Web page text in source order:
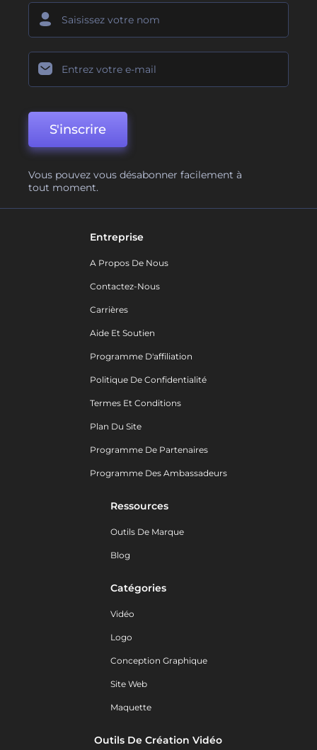
S'inscrire
Vous pouvez vous désabonner facilement à
tout moment.
Entreprise
A Propos De Nous
Contactez-Nous
Carrières
Aide Et Soutien
Programme D'affiliation
Politique De Confidentialité
Termes Et Conditions
Plan Du Site
Programme De Partenaires
Programme Des Ambassadeurs
Ressources
Outils De Marque
Blog
Catégories
Vidéo
Logo
Conception Graphique
Site Web
Maquette
Outils De Création Vidéo